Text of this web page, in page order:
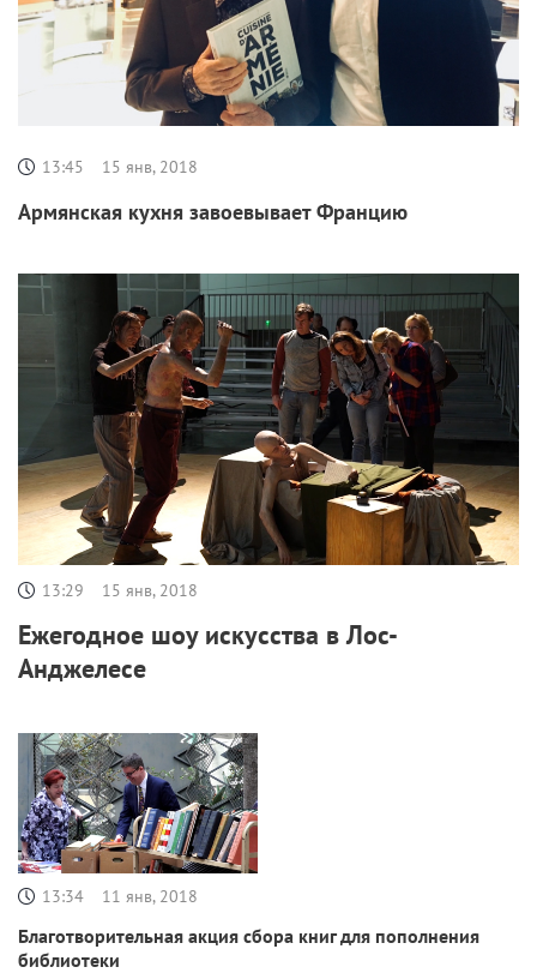
13:45 15 янв, 2018
Армянская кухня завоевывает Францию
13:29 15 янв, 2018
Ежегодное шоу искусства в Лос-
Анджелесе
13:34 11 янв, 2018
Благотворительная акция сбора книг для пополнения
библиотеки